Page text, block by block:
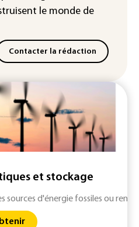
le monde de
Contacter la rédaction
et stockage
sources d'énergie fossiles ou